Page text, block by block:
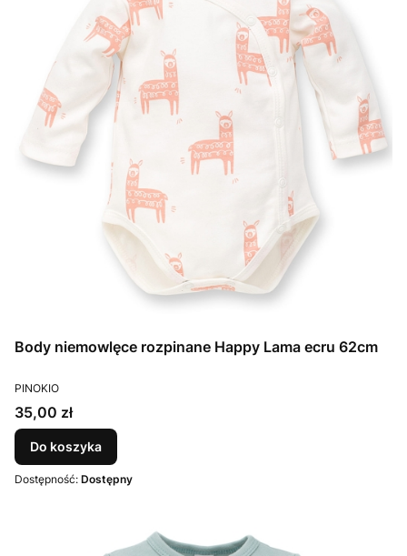
Body niemowlęce rozpinane Happy Lama ecru 62cm
PRODUCENT
PINOKIO
Cena
35,00 zł
Do koszyka
Dostępność: Dostępny